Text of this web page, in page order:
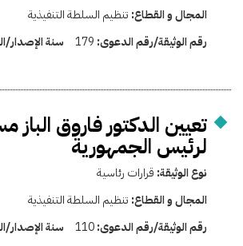
المجال و القطاع: تنظيم السلطة التنفيذية
رقم الوثيقة/رقم الدعوى: 179 سنة الإصدار/
تعيين الدكتور فاروق الباز
لرئيس الجمهورية
نوع الوثيقة: قرارات رئاسية
المجال و القطاع: تنظيم السلطة التنفيذية
رقم الوثيقة/رقم الدعوى:110 سنة الإصدار/